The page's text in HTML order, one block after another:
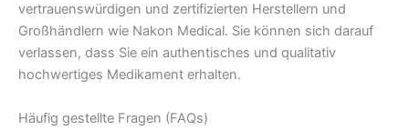
vertrauenswürdigen und zertifizierten Herstellern und
Großhändlern wie Nakon Medical. Sie können sich darauf
verlassen, dass Sie ein authentisches und qualitativ
hochwertiges Medikament erhalten.
Häufig gestellte Fragen (FAQs)